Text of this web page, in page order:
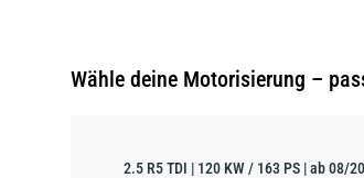
Wähle deine Motorisierung –
2.5 R5 TDI | 120 KW / 163 PS | ab 08/